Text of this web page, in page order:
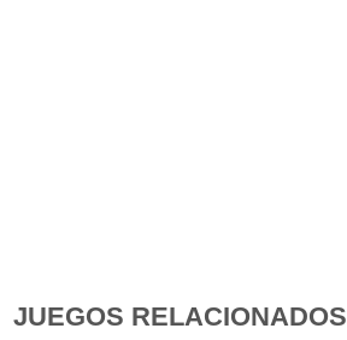
JUEGOS RELACIONADOS